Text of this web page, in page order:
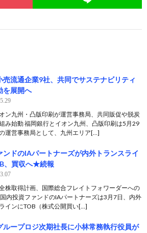
売流通企業9社、共同でサステナビリティ
を展開へ
ン九州・凸版印刷が運営事務局、共同販促や脱炭
み始動 福岡銀行とイオン九州、凸版印刷は5月29
運営事務局として、九州エリア[…]
ンドのIAパートナーズが内外トランスライ
、買収へ★続報
株取得計画、国際総合フレイトフォワーダーへの
内投資ファンドのIAパートナーズは3月7日、内外
インにTOB（株式公開買い[…]
ループロジ次期社長に小林常務執行役員が